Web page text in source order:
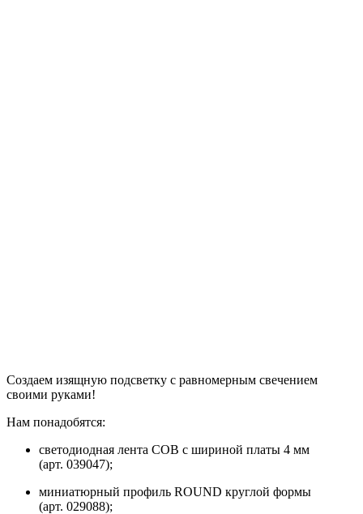
Создаем изящную подсветку с равномерным свечением
своими руками!
Нам понадобятся:
светодиодная лента COB с шириной платы 4 мм
(арт. 039047);
миниатюрный профиль ROUND круглой формы
(арт. 029088);